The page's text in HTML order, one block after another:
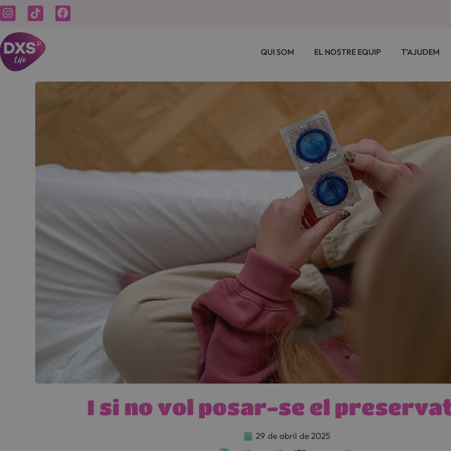
QUI SOM EL NOSTRE EQUIP T’AJUDEM
I si no vol posar-se el
29 de abril de 2025